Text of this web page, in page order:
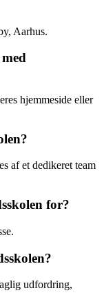
Aarhus.
hjemmeside eller
af et dedikeret team
for?
udfordring,